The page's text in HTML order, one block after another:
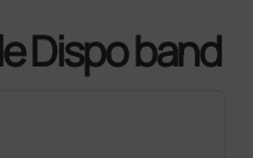
Dispo band